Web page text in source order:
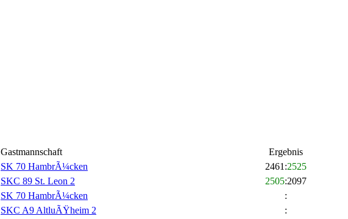
Gastmannschaft
Ergebnis
SK 70 HambrÃ¼cken 2461 :2525
SKC 89 St. Leon 2 2505:2097
SK 70 HambrÃ¼cken
:
SKC A9 AltluÃŸheim 2
: